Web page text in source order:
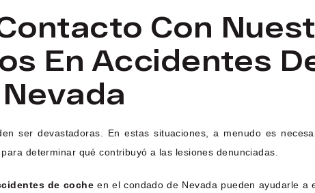
Con
En Accidentes
ser devastadoras. En estas situaciones, a menudo es
determinar qué contribuyó a las lesiones denunciadas.
de coche en el condado de Nevada pueden ayudarle a